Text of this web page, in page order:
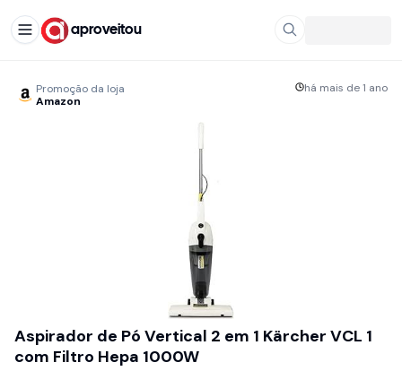
aproveitou
Promoção da loja
Amazon
há mais de 1 ano
Aspirador de Pó Vertical 2 em 1 Kärcher VCL 1
com Filtro Hepa 1000W